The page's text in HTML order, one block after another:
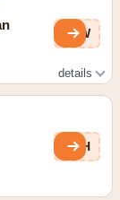
v2W
details
QfH